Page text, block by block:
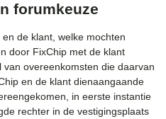
forumkeuze
de klant, welke mochten
door FixChip met de klant
overeenkomsten die daarvan
en de klant dienaangaande
in eerste instantie
rechter in de vestigingsplaats